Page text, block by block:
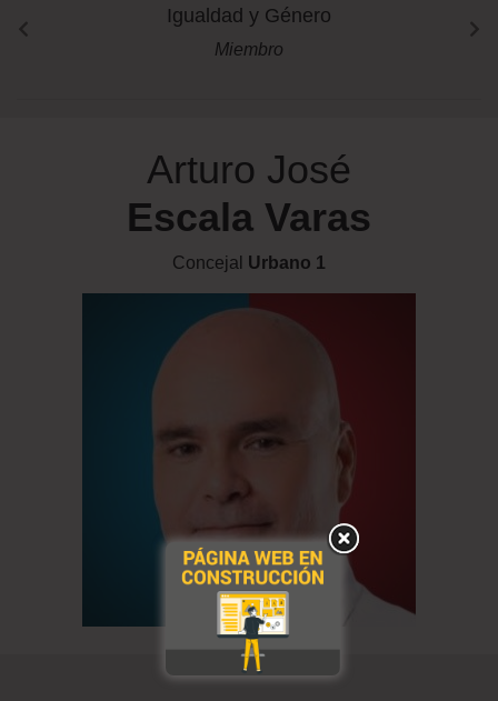
Igualdad y Género
Miembro
Arturo José
Escala Varas
Concejal Urbano 1